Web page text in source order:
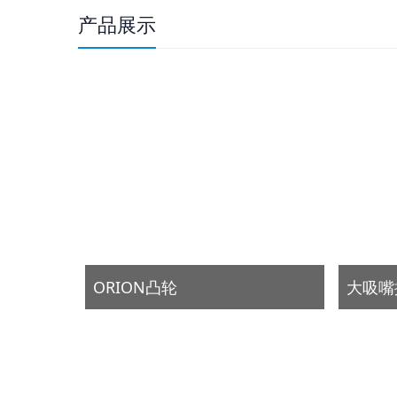
产品展示
ORION凸轮 大吸